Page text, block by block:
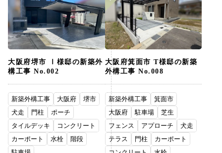
大阪府堺市 Ⅰ様邸の新築外
構工事 No.002
新築外構工事 大阪府
堺市
犬走
門柱
ポーチ
タイルデッキ
コンクリート
カーポート
水栓
階段
大阪府箕面市 T様邸の新築
外構工事 No.008
新築外構工事
箕面市
大阪府
駐車場
芝生
フェンス
アプローチ
犬走
テラス
門柱
カーポート